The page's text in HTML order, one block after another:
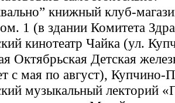
книжный клуб-
1 (в здании Комитета
кинотеатр Чайка (ул.
Октябрьская Детская
с мая по август),
музыкальный лекторий